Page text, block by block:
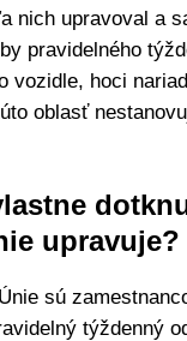
nich upravoval a
pravidelného
vozidle, hoci
oblasť
upravuje?
sú
týždenný